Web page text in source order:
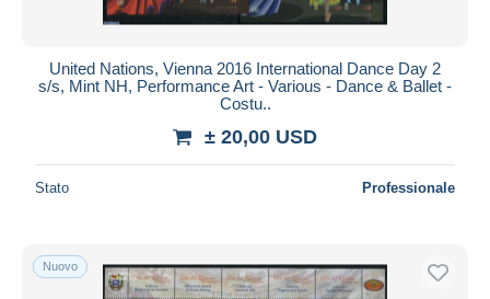
United Nations, Vienna 2016 International Dance Day 2
s/s, Mint NH, Performance Art - Various - Dance & Ballet -
Costu..
± 20,00 USD
Stato Professionale
Nuovo